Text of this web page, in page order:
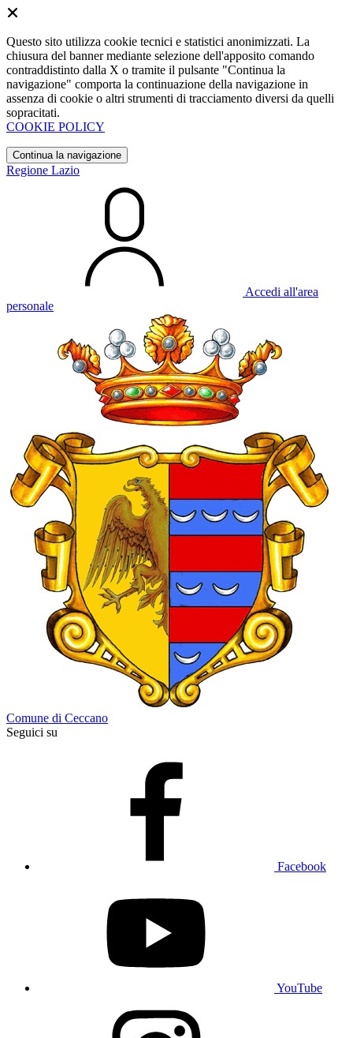
Questo sito utilizza cookie tecnici e statistici anonimizzati. La
chiusura del banner mediante selezione dell'apposito comando
contraddistinto dalla X o tramite il pulsante "Continua la
navigazione" comporta la continuazione della navigazione in
assenza di cookie o altri strumenti di tracciamento diversi da quelli
sopracitati.
COOKIE POLICY
Continua la navigazione
Regione Lazio
Accedi all'area
personale
Comune di Ceccano
Seguici su
Facebook
YouTube